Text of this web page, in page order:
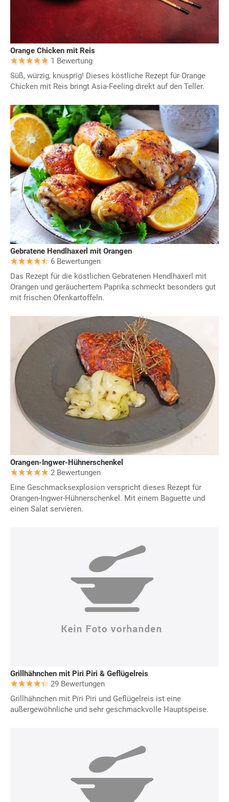
Orange Chicken mit Reis
1 Bewertung
Süß, würzig, knusprig! Dieses köstliche Rezept für Orange
Chicken mit Reis bringt Asia-Feeling direkt auf den Teller.
Gebratene Hendlhaxerl mit Orangen
6 Bewertungen
Das Rezept für die köstlichen Gebratenen Hendlhaxerl mit
Orangen und geräuchertem Paprika schmeckt besonders gut
mit frischen Ofenkartoffeln.
Orangen-Ingwer-Hühnerschenkel
2 Bewertungen
Eine Geschmacksexplosion verspricht dieses Rezept für
Orangen-Ingwer-Hühnerschenkel. Mit einem Baguette und
einen Salat servieren.
Grillhähnchen mit Piri Piri & Geflügelreis
29 Bewertungen
Grillhähnchen mit Piri Piri und Geflügelreis ist eine
außergewöhnliche und sehr geschmackvolle Hauptspeise.